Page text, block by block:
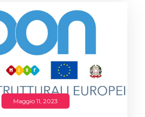
Maggio 11, 2023